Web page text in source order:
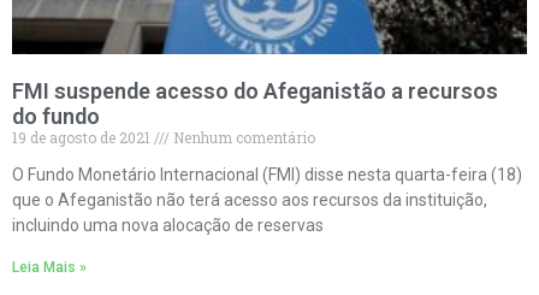
FMI suspende acesso do Afeganistão a recursos
do fundo
19 de agosto de 2021
Nenhum comentário
O Fundo Monetário Internacional (FMI) disse nesta quarta-feira (18)
que o Afeganistão não terá acesso aos recursos da instituição,
incluindo uma nova alocação de reservas
Leia Mais »